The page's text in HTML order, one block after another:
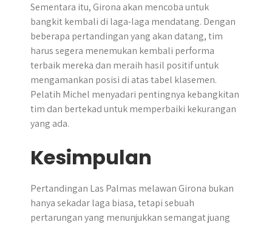
Sementara itu, Girona akan mencoba untuk
bangkit kembali di laga-laga mendatang. Dengan
beberapa pertandingan yang akan datang, tim
harus segera menemukan kembali performa
terbaik mereka dan meraih hasil positif untuk
mengamankan posisi di atas tabel klasemen.
Pelatih Michel menyadari pentingnya kebangkitan
tim dan bertekad untuk memperbaiki kekurangan
yang ada.
Kesimpulan
Pertandingan Las Palmas melawan Girona bukan
hanya sekadar laga biasa, tetapi sebuah
pertarungan yang menunjukkan semangat juang